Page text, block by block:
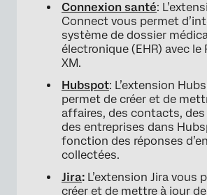
Connexion santé:
Connect vous permet
système de dossier
électronique (EHR) avec le
XM.
Hubspot: L’extension
permet de créer et de
affaires, des contacts,
des entreprises dans
fonction des réponses
collectées.
Jira: L’extension Jira vous
créer et de mettre à jour